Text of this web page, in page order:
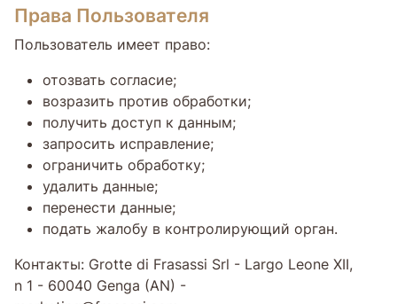
Права Пользователя
Пользователь имеет право:
отозвать согласие;
возразить против обработки;
получить доступ к данным;
запросить исправление;
ограничить обработку;
удалить данные;
перенести данные;
подать жалобу в контролирующий орган.
Контакты: Grotte di Frasassi Srl - Largo Leone XII,
n 1 - 60040 Genga (AN) -